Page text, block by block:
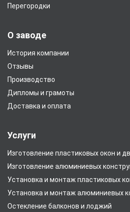
Перегородки
О заводе
История компании
Отзывы
Производство
Дипломы и грамоты
Доставка и оплата
Услуги
Изготовление пластиковых окон и
Изготовление алюминиевых
Установка и монтаж пластиковых
Установка и монтаж алюминиевых
Остекление балконов и лоджий